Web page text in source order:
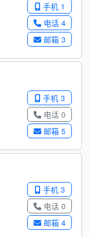
手机 1
电话 4
邮箱 3
手机 3
电话 0
邮箱 5
手机 3
电话 0
邮箱 4